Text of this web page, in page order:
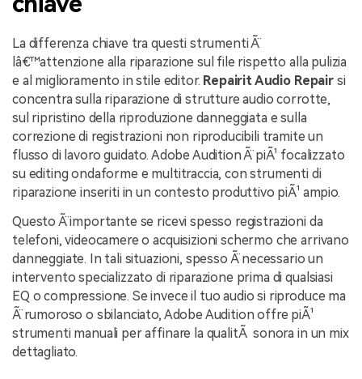
La differenza chiave tra questi strumenti Ã¨
lâ€™attenzione alla riparazione sul file rispetto alla pulizia
e al miglioramento in stile editor. Repairit Audio Repairsi
concentra sulla riparazione di strutture audio corrotte,
sul ripristino della riproduzione danneggiata e sulla
correzione di registrazioni non riproducibili tramite un
flusso di lavoro guidato. Adobe Audition Ã¨ piÃ¹ focalizzato
su editing ondaforme e multitraccia, con strumenti di
riparazione inseriti in un contesto produttivo piÃ¹ ampio.
Questo Ã¨ importante se ricevi spesso registrazioni da
telefoni, videocamere o acquisizioni schermo che arrivano
danneggiate. In tali situazioni, spesso Ã¨ necessario un
intervento specializzato di riparazione prima di qualsiasi
EQ o compressione. Se invece il tuo audio si riproduce ma
Ã¨ rumoroso o sbilanciato, Adobe Audition offre piÃ¹
strumenti manuali per affinare la qualitÃ sonora in un mix
dettagliato.